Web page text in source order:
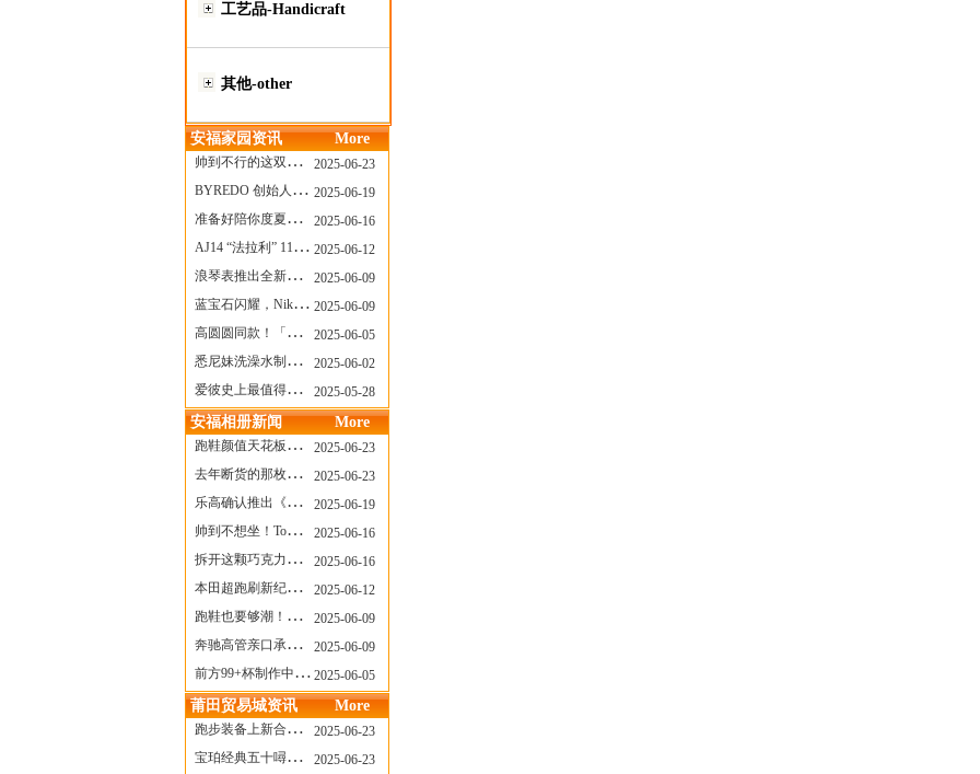
工艺品-Handicraft
其他-other
安福家园资讯 More
帅到不行的这双跑鞋，其实藏着Nike第一位签约跑者的故事
2025-06-23
BYREDO 创始人离任，也带走了那份灵魂感
2025-06-19
准备好陪你度夏，nanamica x Suicoke 新联名来了
2025-06-16
AJ14 “法拉利” 11年后回归，红色超跑气场全开
2025-06-12
浪琴表推出全新先行者系列祖鲁时间1925腕表
2025-06-09
蓝宝石闪耀，Nike Air Max DN8 华丽变身
2025-06-09
高圆圆同款！「赤足New Balance」新联名曝光，铺货了
2025-06-05
悉尼妹洗澡水制成肥皂开启售卖！男粉：这肥皂能吃吗？
2025-06-02
爱彼史上最值得看的大展！揭秘150年传奇制表背后
2025-05-28
安福相册新闻 More
跑鞋颜值天花板？日常也能帅一脸
2025-06-23
去年断货的那枚表， CASIO指环表又要发售了
2025-06-23
乐高确认推出《哥斯拉》积木，这设计也太酷了！
2025-06-19
帅到不想坐！Tom Sachs x Helinox 这把露营椅太炸了
2025-06-16
拆开这颗巧克力，居然是皮卡丘？
2025-06-16
本田超跑刷新纪录了！700万元成交价
2025-06-12
跑鞋也要够潮！昂跑 x Slam Jam 联名即将发售
2025-06-09
奔驰高管亲口承认：电动G级，完全失败了！
2025-06-09
前方99+杯制作中！「爷爷不泡茶」苹果狗、桃桃喵，今夏顶流潮饮！
2025-06-05
莆田贸易城资讯 More
跑步装备上新合集，最近有什么可以关注的呢？
2025-06-23
宝珀经典五十噚家族再添新员 适配所有腕围的38mm小表径腕表亮相
2025-06-23